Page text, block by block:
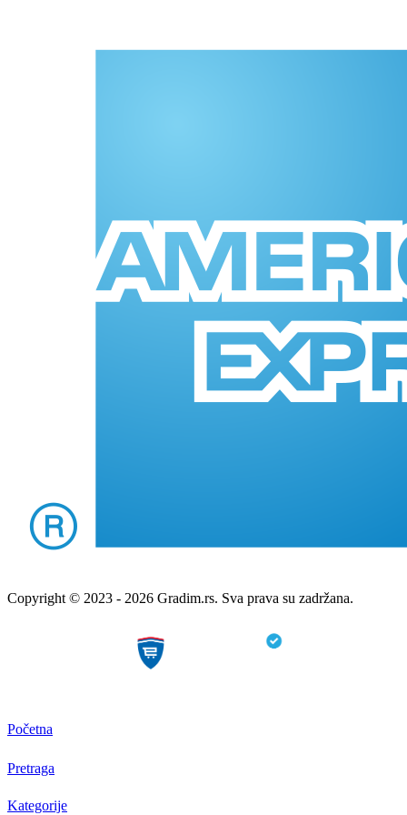
Copyright © 2023 - 2026 Gradim.rs. Sva prava su zadržana.
Početna
Pretraga
Kategorije